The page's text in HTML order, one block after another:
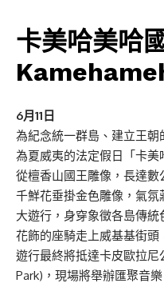
卡美哈美哈
6月11日
為紀念統一群島、建立王朝
為夏威夷的法定假日「卡
從檀香山國王雕像，長達
千鮮花垂掛金色雕像，氣氛
大遊行，身穿象徵各島傳統
花飾的座騎走上威基基街頭
遊行最終將抵達卡皮歐拉
Park)，現場將舉辦匯聚音